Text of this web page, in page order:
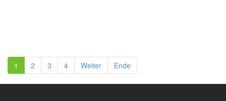
1 2 3 4 Weiter Ende